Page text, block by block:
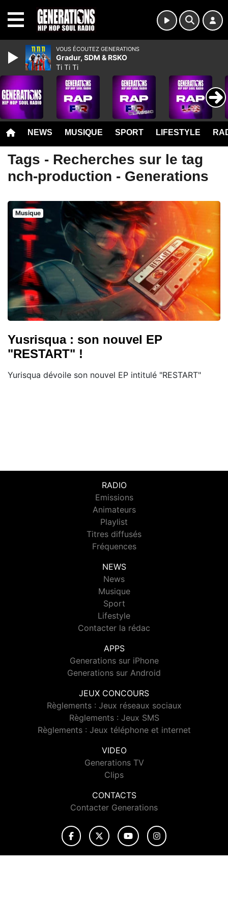
NEWS MUSIQUE SPORT LIFESTYLE
Tags - Recherches sur le tag
nch-production - Generations
Musique
Yusrisqua : son nouvel EP
"RESTART" !
Yurisqua dévoile son nouvel EP intitulé "RESTART"
RADIO
Emissions
Animateurs
Playlist
Titres diffusés
Fréquences
NEWS
News
Musique
Sport
Lifestyle
Contacter la rédac
APPS
Generations sur iPhone
Generations sur Android
JEUX CONCOURS
Règlements : Jeux réseaux sociaux
Règlements : Jeux SMS
Règlements : Jeux téléphone et internet
VIDEO
Generations TV
Clips
CONTACTS
Contacter Generations
VOUS ÉCOUTEZ GENERATIONS
Gradur, SDM & RSKO
Ti Ti Ti